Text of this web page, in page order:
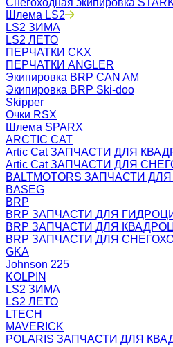
Снегоходная экипировка
Шлема LS2
LS2 ЗИМА
LS2 ЛЕТО
ПЕРЧАТКИ CKX
ПЕРЧАТКИ ANGLER
Экипировка BRP CAN AM
Экипировка BRP Ski-doo
Skipper
Очки RSX
Шлема SPARX
ARCTIC CAT
Artic Cat ЗАПЧАСТИ ДЛЯ
Artic Cat ЗАПЧАСТИ ДЛЯ
BALTMOTORS ЗАПЧАСТИ
BASEG
BRP
BRP ЗАПЧАСТИ ДЛЯ
BRP ЗАПЧАСТИ ДЛЯ
BRP ЗАПЧАСТИ ДЛЯ
GKA
Johnson 225
KOLPIN
LS2 ЗИМА
LS2 ЛЕТО
LTECH
MAVERICK
POLARIS ЗАПЧАСТИ ДЛЯ